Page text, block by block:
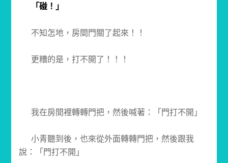
「碰！」
不知怎地，房間門關了起來！！
更糟的是，打不開了！！！
我在房間裡轉轉門把，然後喊著：「門打不開」
小青聽到後，也來從外面轉轉門把，然後跟我
說：「門打不開」